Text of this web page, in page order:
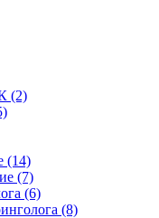
(2)
(14)
(7)
(6)
(8)